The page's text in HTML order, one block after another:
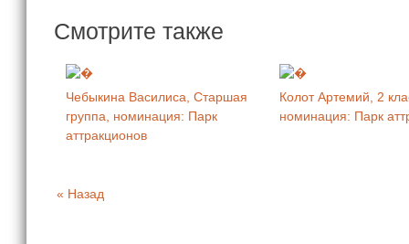
Смотрите также
Чебыкина Василиса, Старшая
группа, номинация: Парк
аттракционов
Колот Артемий, 2
номинация: Парк
« Назад